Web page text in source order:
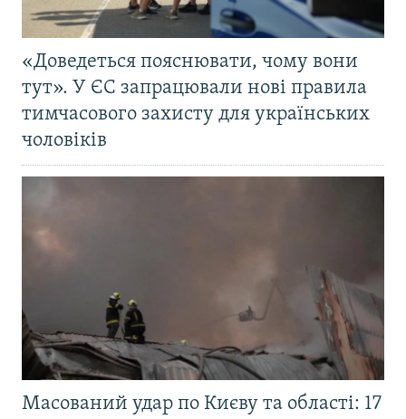
«Доведеться пояснювати, чому вони
тут». У ЄС запрацювали нові правила
тимчасового захисту для українських
чоловіків
Масований удар по Києву та області: 17